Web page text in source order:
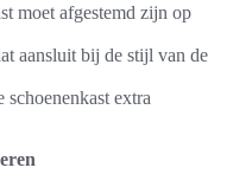
moet afgestemd zijn op
aansluit bij de stijl van de
schoenenkast extra